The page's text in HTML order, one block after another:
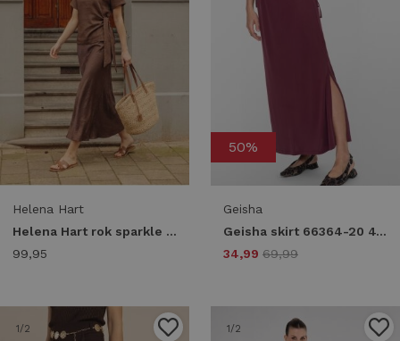
Helena Hart
Helena Hart rok sparkle 7692 Skort havanna
99,95
50%
Geisha
Geisha skirt 66364-20 470 bordeaux
34,99 69,99
1/2 1/2